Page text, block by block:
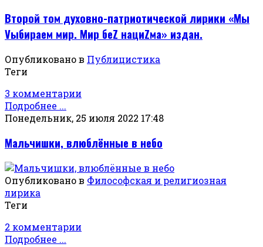
Второй том духовно-патриотической лирики «Мы
Vыбираем мир. Мир беZ нациZма» издан.
Опубликовано в Публицистика
Теги
3 комментарии
Подробнее ...
Понедельник, 25 июля 2022 17:48
Мальчишки, влюблённые в небо
Опубликовано в Философская и религиозная
лирика
Теги
2 комментарии
Подробнее ...